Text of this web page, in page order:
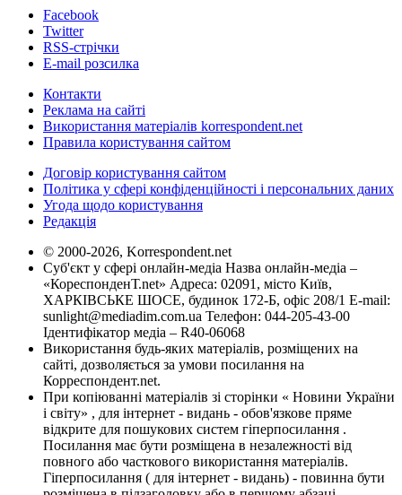
Facebook
Twitter
RSS-стрічки
E-mail розсилка
Контакти
Реклама на сайті
Використання матеріалів korrespondent.net
Правила користування сайтом
Договір користування сайтом
Політика у сфері конфіденційності і персональних даних
Угода щодо користування
Редакція
© 2000-2026, Korrespondent.net
Суб'єкт у сфері онлайн-медіа Назва онлайн-медіа –
«КореспонденТ.net» Адреса: 02091, місто Київ,
ХАРКІВСЬКЕ ШОСЕ, будинок 172-Б, офіс 208/1 E-mail:
sunlight@mediadim.com.ua Телефон: 044-205-43-00
Ідентифікатор медіа – R40-06068
Використання будь-яких матеріалів, розміщених на
сайті, дозволяється за умови посилання на
Корреспондент.net.
При копіюванні матеріалів зі сторінки « Новини України
і світу» , для інтернет - видань - обов'язкове пряме
відкрите для пошукових систем гіперпосилання .
Посилання має бути розміщена в незалежності від
повного або часткового використання матеріалів.
Гіперпосилання ( для інтернет - видань) - повинна бути